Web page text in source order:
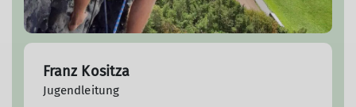
Franz Kositza
Jugendleitung